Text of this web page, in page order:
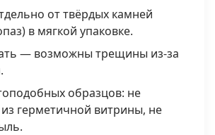
от твёрдых камней
в мягкой упаковке.
— возможны трещины из-за
образцов: не
герметичной витрины, не